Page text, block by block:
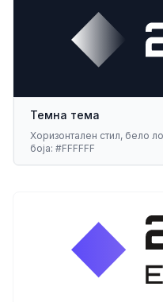
Темна тема
Хоризонтален стил, бело
боја: #FFFFFF